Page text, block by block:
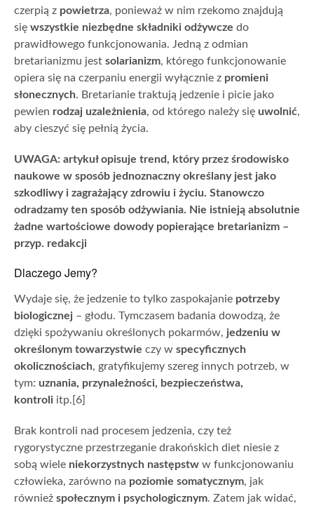
czerpią z powietrza, ponieważ w nim rzekomo znajdują
się wszystkie niezbędne składniki odżywcze do
prawidłowego funkcjonowania. Jedną z odmian
bretarianizmu jest solarianizm, którego funkcjonowanie
opiera się na czerpaniu energii wyłącznie z promieni
słonecznych. Bretarianie traktują jedzenie i picie jako
pewien rodzaj uzależnienia, od którego należy się uwolnić,
aby cieszyć się pełnią życia.
UWAGA: artykuł opisuje trend, który przez środowisko
naukowe w sposób jednoznaczny określany jest jako
szkodliwy i zagrażający zdrowiu i życiu. Stanowczo
odradzamy ten sposób odżywiania. Nie istnieją absolutnie
żadne wartościowe dowody popierające bretarianizm –
przyp. redakcji
Dlaczego Jemy?
Wydaje się, że jedzenie to tylko zaspokajanie potrzeby
biologicznej – głodu. Tymczasem badania dowodzą, że
dzięki spożywaniu określonych pokarmów, jedzeniu w
określonym towarzystwie czy w specyficznych
okolicznościach, gratyfikujemy szereg innych potrzeb, w
tym: uznania, przynależności, bezpieczeństwa,
kontroli itp.[6]
Brak kontroli nad procesem jedzenia, czy też
rygorystyczne przestrzeganie drakońskich diet niesie z
sobą wiele niekorzystnych następstw w funkcjonowaniu
człowieka, zarówno na poziomie somatycznym, jak
również społecznym i psychologicznym. Zatem jak widać,